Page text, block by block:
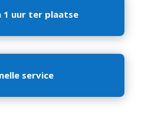
uur ter plaatse
service